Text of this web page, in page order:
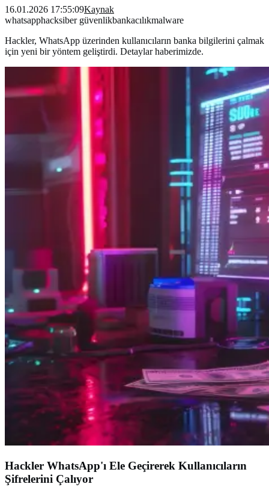
16.01.2026 17:55:09Kaynak
whatsapphacksiber güvenlikbankacılıkmalware
Hackler, WhatsApp üzerinden kullanıcıların banka bilgilerini çalmak
için yeni bir yöntem geliştirdi. Detaylar haberimizde.
Hackler WhatsApp'ı Ele Geçirerek Kullanıcıların
Şifrelerini Çalıyor